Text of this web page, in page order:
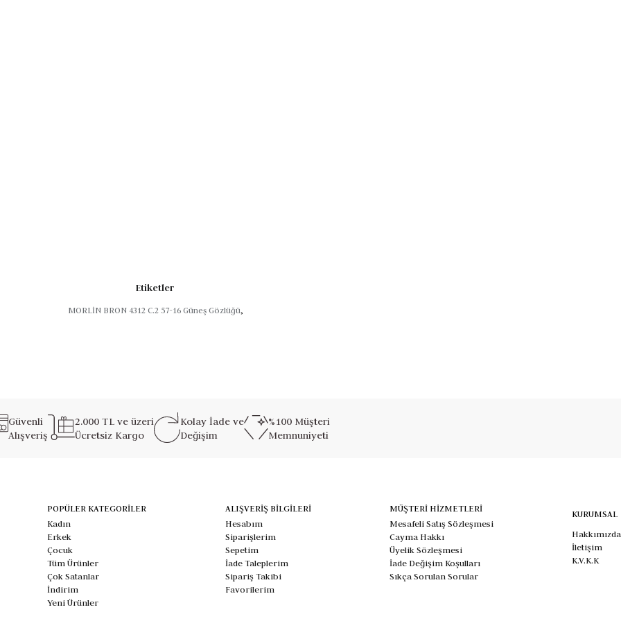
Etiketler
MORLİN BRON 4312 C.2 57-16 Güneş Gözlüğü,
Güvenli
Alışveriş
2.000 TL ve üzeri
Ücretsiz Kargo
Kolay İade ve
Değişim
%100 Müşteri
Memnuniyeti
POPÜLER KATEGORİLER
Kadın
Erkek
Çocuk
Tüm Ürünler
Çok Satanlar
İndirim
Yeni Ürünler
ALIŞVERİŞ BİLGİLERİ
Hesabım
Siparişlerim
Sepetim
İade Taleplerim
Sipariş Takibi
Favorilerim
MÜŞTERİ HİZMETLERİ
Mesafeli Satış Sözleşmesi
Cayma Hakkı
Üyelik Sözleşmesi
İade Değişim Koşulları
Sıkça Sorulan Sorular
KURUMSAL
Hakkımızda
İletişim
K.V.K.K